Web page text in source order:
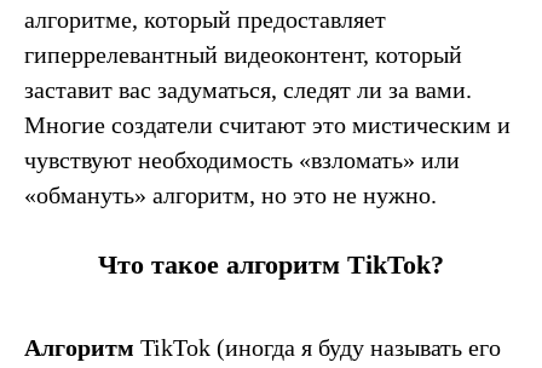
алгоритме, который предоставляет
гиперрелевантный видеоконтент, который
заставит вас задуматься, следят ли за вами.
Многие создатели считают это мистическим и
чувствуют необходимость «взломать» или
«обмануть» алгоритм, но это не нужно.
Что такое алгоритм TikTok?
Алгоритм TikTok (иногда я буду называть его